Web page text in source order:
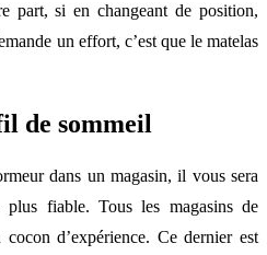
part, si en changeant de position,
un effort, c’est que le matelas
de sommeil
dans un magasin, il vous sera
fiable. Tous les magasins de
cocon d’expérience. Ce dernier est